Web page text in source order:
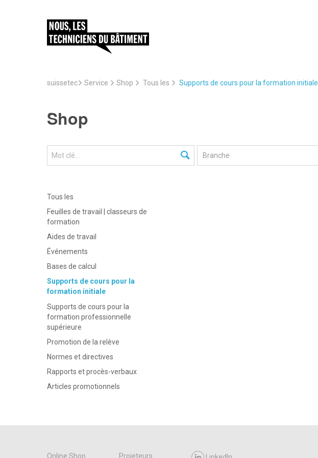
suissetec Service Shop Tous les Supports de cours pour la formation initiale
Shop
Tous les
Feuilles de travail | classeurs de
formation
Aides de travail
Événements
Bases de calcul
Supports de cours pour la
formation initiale
Supports de cours pour la
formation professionnelle
supérieure
Promotion de la relève
Normes et directives
Rapports et procès-verbaux
Articles promotionnels
Online Shop Projeteurs